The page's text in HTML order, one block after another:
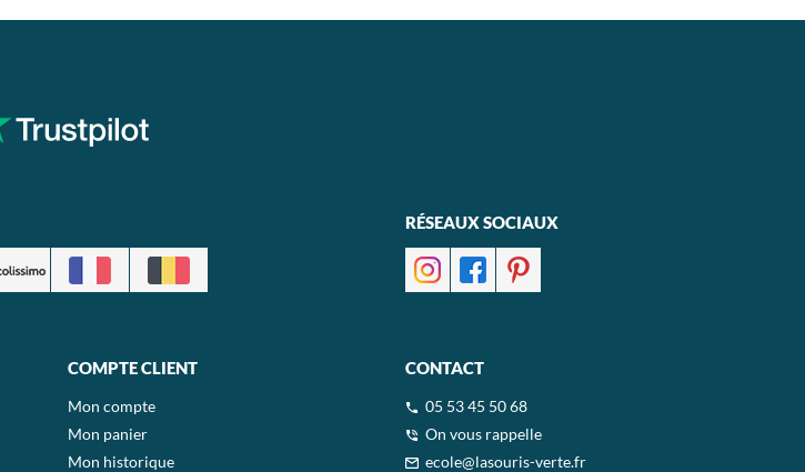
RÉSEAUX SOCIAUX
COMPTE CLIENT
Mon compte
Mon panier
Mon historique
CONTACT
05 53 45 50 68
On vous rappelle
ecole@lasouris-verte.fr